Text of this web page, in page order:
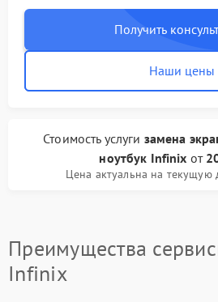
Получить
Наши цены
Стоимость услуги замена
ноутбук Infinix от
Цена актуальна на текущую
Преимущества
Infinix